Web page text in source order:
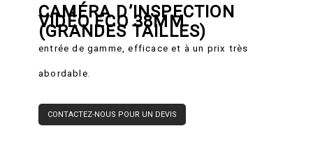
CAMÉRA D’INSPECTION
VIDÉO ECO 38MM
(GRANDES TAILLES)
entrée de gamme, efficace et à un prix très
abordable.
CONTACTEZ-NOUS POUR UN DEVIS